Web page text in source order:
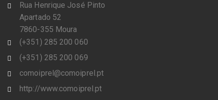
Rua Henrique José Pinto
Apartado 52
7860-355 Moura
(+351) 285 200 060
(+351) 285 200 069
comoiprel@comoiprel.pt
http://www.comoiprel.pt